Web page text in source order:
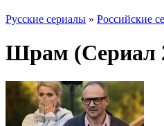
Русские сериалы » Российские
Шрам (Сериал